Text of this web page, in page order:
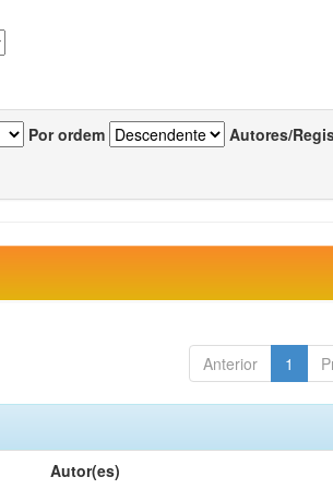
Por ordem Autores/
Anterior 1
Autor(es)